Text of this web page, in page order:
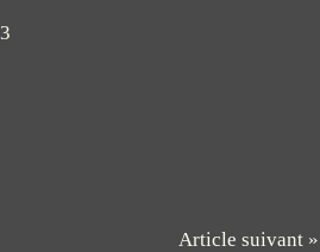
Article suivant »